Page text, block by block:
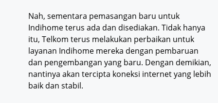
Nah, sementara pemasangan baru untuk
Indihome terus ada dan disediakan. Tidak hanya
itu, Telkom terus melakukan perbaikan untuk
layanan Indihome mereka dengan pembaruan
dan pengembangan yang baru. Dengan demikian,
nantinya akan tercipta koneksi internet yang lebih
baik dan stabil.